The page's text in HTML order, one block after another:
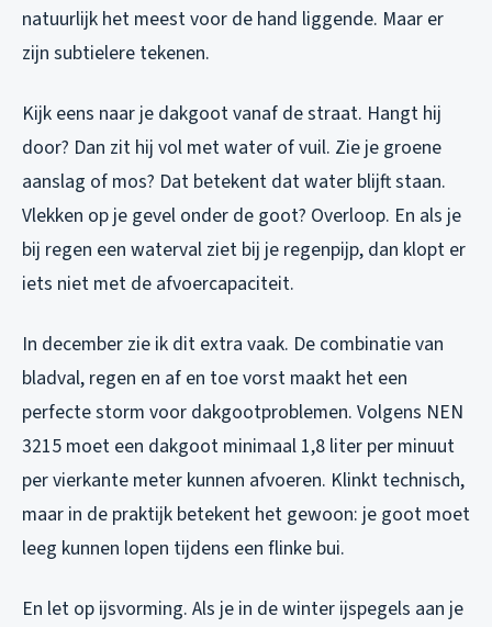
natuurlijk het meest voor de hand liggende. Maar er
zijn subtielere tekenen.
Kijk eens naar je dakgoot vanaf de straat. Hangt hij
door? Dan zit hij vol met water of vuil. Zie je groene
aanslag of mos? Dat betekent dat water blijft staan.
Vlekken op je gevel onder de goot? Overloop. En als je
bij regen een waterval ziet bij je regenpijp, dan klopt er
iets niet met de afvoercapaciteit.
In december zie ik dit extra vaak. De combinatie van
bladval, regen en af en toe vorst maakt het een
perfecte storm voor dakgootproblemen. Volgens NEN
3215 moet een dakgoot minimaal 1,8 liter per minuut
per vierkante meter kunnen afvoeren. Klinkt technisch,
maar in de praktijk betekent het gewoon: je goot moet
leeg kunnen lopen tijdens een flinke bui.
En let op ijsvorming. Als je in de winter ijspegels aan je